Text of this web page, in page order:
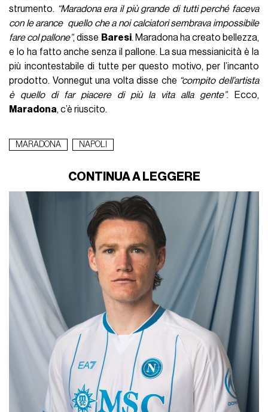
strumento. “Maradona era il più grande di tutti perché faceva
con le arance quello che a noi calciatori sembrava impossibile
fare col pallone”, disse Baresi. Maradona ha creato bellezza,
e lo ha fatto anche senza il pallone. La sua messianicità è la
più incontestabile di tutte per questo motivo, per l’incanto
prodotto. Vonnegut una volta disse che “compito dell’artista
è quello di far piacere di più la vita alla gente”. Ecco,
Maradona, c’è riuscito.
MARADONA NAPOLI
CONTINUA A LEGGERE